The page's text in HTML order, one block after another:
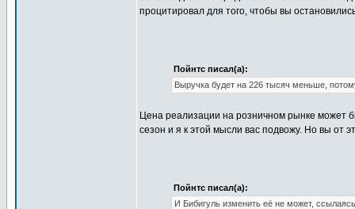
процитировал для того, чтобы вы
Пойнтс писал(а):
Выручка будет на 226 тысяч меньше,
Цена реализации на розничном рынке может
сезон и я к этой мысли вас подвожу. Но вы от
Пойнтс писал(а):
И Бибигуль изменить её не может,